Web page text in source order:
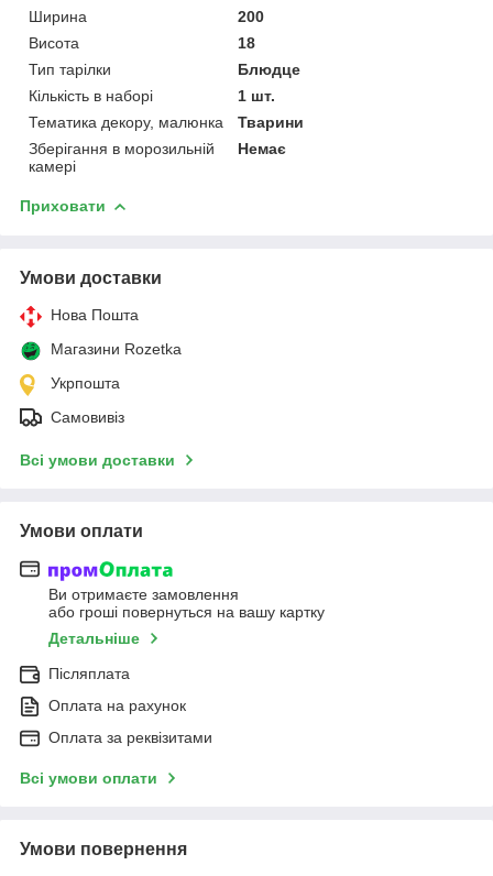
Ширина
200
Висота
18
Тип тарілки
Блюдце
Кількість в наборі
1 шт.
Тематика декору, малюнка
Тварини
Зберігання в морозильній
камері
Немає
Приховати
Умови доставки
Нова Пошта
Магазини Rozetka
Укрпошта
Самовивіз
Всі умови доставки
Умови оплати
Ви отримаєте замовлення
або гроші повернуться на вашу картку
Детальніше
Післяплата
Оплата на рахунок
Оплата за реквізитами
Всі умови оплати
Умови повернення